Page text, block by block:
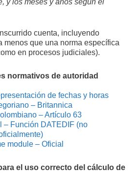
cuenta, incluyendo
menos que una norma específica
en procesos judiciales).
normativos de autoridad
de fechas y horas
– Britannica
– Artículo 63
– Función DATEDIF (no
module – Oficial
el uso correcto del cálculo de